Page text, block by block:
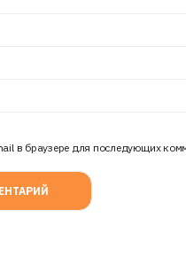
в браузере для последующих